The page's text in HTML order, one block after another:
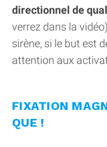
directionnel de
verrez dans la
sirène, si le but est
attention aux
FIXATION
QUE !